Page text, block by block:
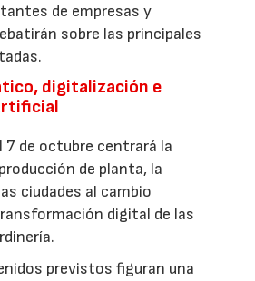
de empresas y
sobre las principales
digitalización e
7 de octubre centrará la
de planta, la
ciudades al cambio
digital de las
previstos figuran una